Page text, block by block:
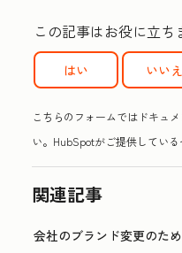
この記事はお役に立ち
はい いいえ
こちらのフォームではドキュ
い。HubSpotがご提供してい
関連記事
会社のブランド変更のた